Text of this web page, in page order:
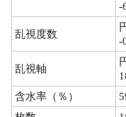
-
乱視度数
-
乱視軸
含水率（％）